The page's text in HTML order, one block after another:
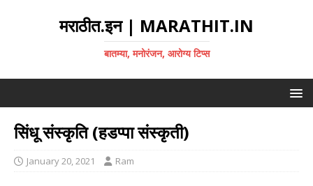
मराठीत.इन | MARATHIT.IN
बातम्या, मनोरंजन, आरोग्य टिप्स
सिंधू संस्कृति (हडप्पा संस्कृती)
January 20, 2021 Ram